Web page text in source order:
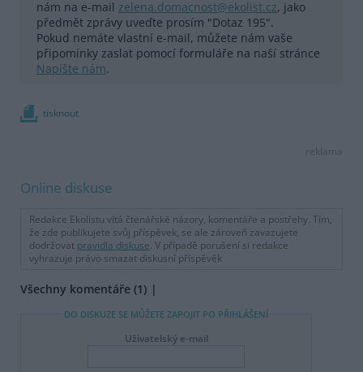
nám na e-mail zelena.domacnost@ekolist.cz, jako
předmět zprávy uveďte prosím "Dotaz 195".
Pokud nemáte vlastní e-mail, můžete nám vaše
připomínky zaslat pomocí formuláře na naší stránce
Napište nám.
tisknout
reklama
Online diskuse
Redakce Ekolistu vítá čtenářské názory, komentáře a postřehy. Tím,
že zde publikujete svůj příspěvek, se ale zároveň zavazujete
dodržovat pravidla diskuse. V případě porušení si redakce
vyhrazuje právo smazat diskusní příspěvěk
Všechny komentáře (1)
DO DISKUZE SE MŮŽETE ZAPOJIT PO PŘIHLÁŠENÍ
Uživatelský e-mail